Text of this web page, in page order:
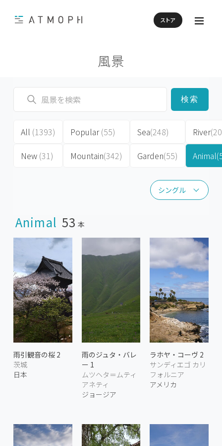
ストア
風景
シングル
シングル
検索
All (1393)
New (31)
Popular(55)
Mountain(342)
Sea(248)
Garden(55)
River
Animal
Animal 53 本
雨引観音の桜 2
茨城
日本
雨のジュタ・バレ
ー 1
ムツヘタ＝ムティ
アネティ
ジョージア
ラホヤ・コーヴ 2
サンディエゴ カリ
フォルニア
アメリカ